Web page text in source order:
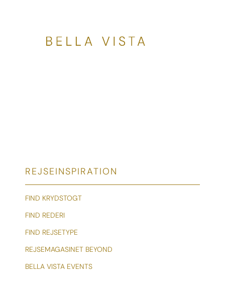
REJSEINSPIRATION
FIND KRYDSTOGT
FIND REDERI
FIND REJSETYPE
REJSEMAGASINET BEYOND
BELLA VISTA EVENTS